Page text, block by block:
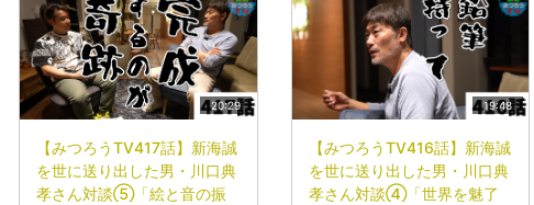
20:29
【みつろうTV417話】新海誠
を世に送り出した男・川口典
孝さん対談⑤「絵と音の振
19:48
【みつろうTV416話】新海誠
を世に送り出した男・川口典
孝さん対談④「世界を魅了